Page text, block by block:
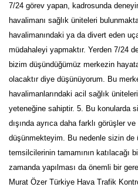
7/24 görev yapan, kadrosunda
havalimanı sağlık üniteleri
havalimanındaki ya da divert eden
müdahaleyi yapmaktır. Yerden 7/24
bizim düşündüğümüz merkezin
olacaktır diye düşünüyorum. Bu
havalimanlarındaki acil sağlık
yeteneğine sahiptir. 5. Bu konularda
dışında ayrıca daha farklı görüşler
düşünmekteyim. Bu nedenle sizin de
temsilcilerinin tamamının katılacağı
zamanda yapılması da önemli bir
Murat Özer Türkiye Hava Trafik